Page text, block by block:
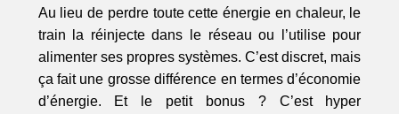
Au lieu de perdre toute cette énergie en chaleur, le
train la réinjecte dans le réseau ou l’utilise pour
alimenter ses propres systèmes. C’est discret, mais
ça fait une grosse différence en termes d’économie
d’énergie. Et le petit bonus ? C’est hyper